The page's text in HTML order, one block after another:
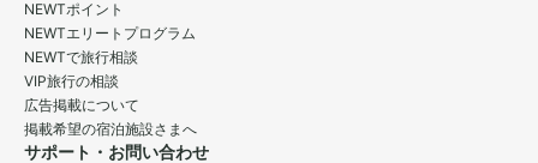
NEWTポイント
NEWTエリートプログラム
NEWTで旅行相談
VIP旅行の相談
広告掲載について
掲載希望の宿泊施設さまへ
サポート・お問い合わせ